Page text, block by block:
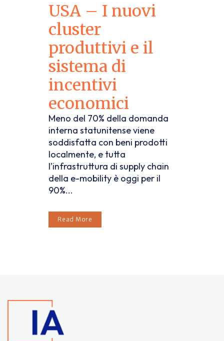
USA – I nuovi
cluster
produttivi e il
sistema di
incentivi
economici
Meno del 70% della domanda
interna statunitense viene
soddisfatta con beni prodotti
localmente, e tutta
l’infrastruttura di supply chain
della e-mobility è oggi per il
90%...
Read More